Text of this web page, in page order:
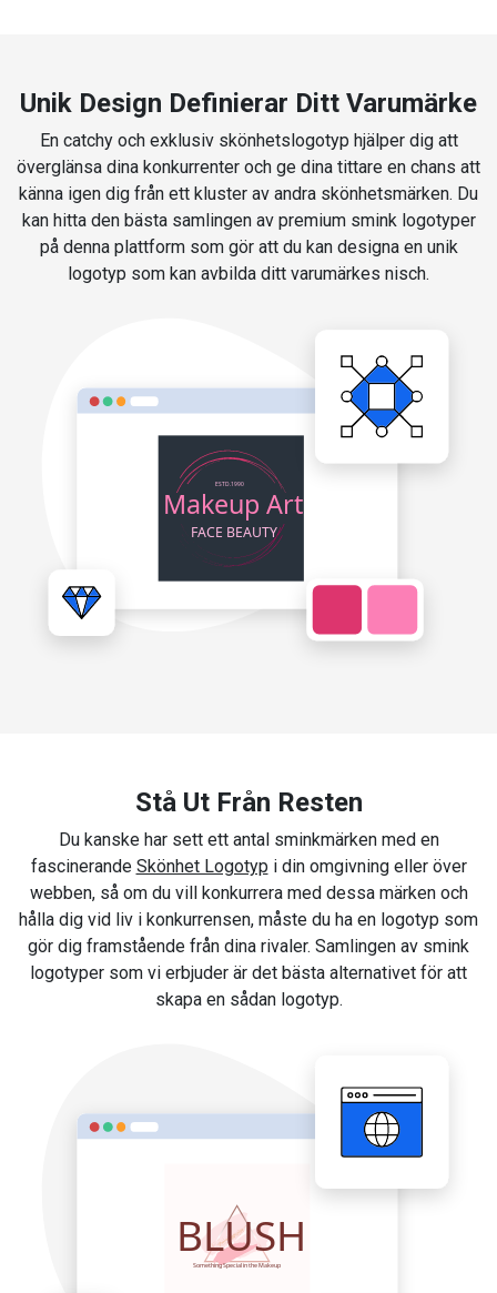
Unik Design Definierar Ditt Varumärke
En catchy och exklusiv skönhetslogotyp hjälper dig att
överglänsa dina konkurrenter och ge dina tittare en chans att
känna igen dig från ett kluster av andra skönhetsmärken. Du
kan hitta den bästa samlingen av premium smink logotyper
på denna plattform som gör att du kan designa en unik
logotyp som kan avbilda ditt varumärkes nisch.
Stå Ut Från Resten
Du kanske har sett ett antal sminkmärken med en
fascinerande Skönhet Logotyp i din omgivning eller över
webben, så om du vill konkurrera med dessa märken och
hålla dig vid liv i konkurrensen, måste du ha en logotyp som
gör dig framstående från dina rivaler. Samlingen av smink
logotyper som vi erbjuder är det bästa alternativet för att
skapa en sådan logotyp.